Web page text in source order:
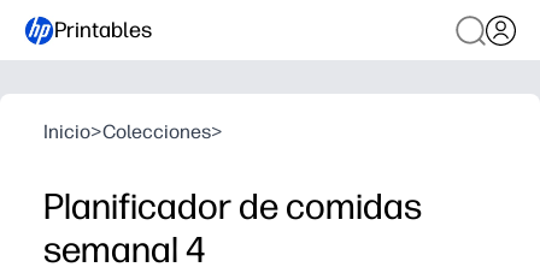
Printables
Inicio>Colecciones>
Planificador de comidas
semanal 4